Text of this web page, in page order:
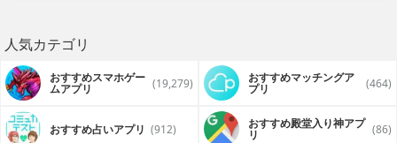
• Calendar
• Checklist
• To Do
• Projects
• Notes
人気カテゴリ
おすすめスマホゲー
ムアプリ (19,279) おすすめマッチングア
プリ (464)
おすすめ占いアプリ (912) おすすめ殿堂入り神アプ
リ (86)